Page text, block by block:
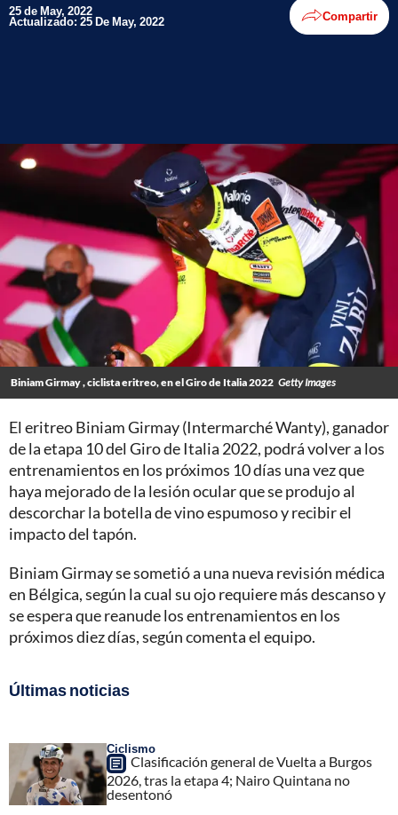
25 de May, 2022
Actualizado: 25 De May, 2022 Compartir
Biniam Girmay , ciclista eritreo, en el Giro de Italia 2022 Getty Images
El eritreo Biniam Girmay (Intermarché Wanty), ganador
de la etapa 10 del Giro de Italia 2022, podrá volver a los
entrenamientos en los próximos 10 días una vez que
haya mejorado de la lesión ocular que se produjo al
descorchar la botella de vino espumoso y recibir el
impacto del tapón.
Biniam Girmay se sometió a una nueva revisión médica
en Bélgica, según la cual su ojo requiere más descanso y
se espera que reanude los entrenamientos en los
próximos diez días, según comenta el equipo.
Últimas noticias
Ciclismo
Clasificación general de Vuelta a Burgos
2026, tras la etapa 4; Nairo Quintana no
desentonó